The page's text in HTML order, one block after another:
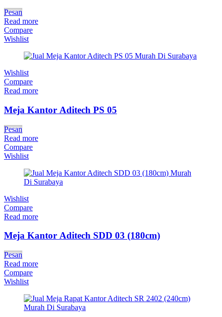
Pesan
Read more
Compare
Wishlist
Wishlist
Compare
Read more
Meja Kantor Aditech PS 05
Pesan
Read more
Compare
Wishlist
Wishlist
Compare
Read more
Meja Kantor Aditech SDD 03 (180cm)
Pesan
Read more
Compare
Wishlist